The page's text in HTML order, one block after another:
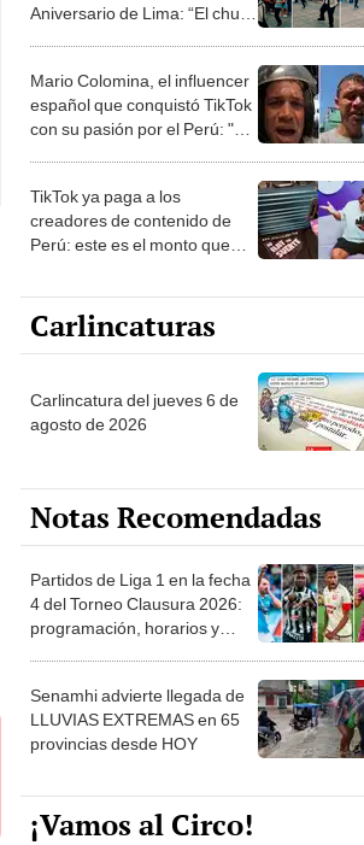
Aniversario de Lima: “El chuto
Mario Colomina, el influencer
español que conquistó TikTok
con su pasión por el Perú: "Mi
TikTok ya paga a los
creadores de contenido de
Perú: este es el monto que
1.000 vistas
Carlincaturas
Carlincatura del jueves 6 de
agosto de 2026
Notas Recomendadas
Partidos de Liga 1 en la fecha
4 del Torneo Clausura 2026:
programación, horarios y
Senamhi advierte llegada de
LLUVIAS EXTREMAS en 65
provincias desde HOY
¡Vamos al Circo!